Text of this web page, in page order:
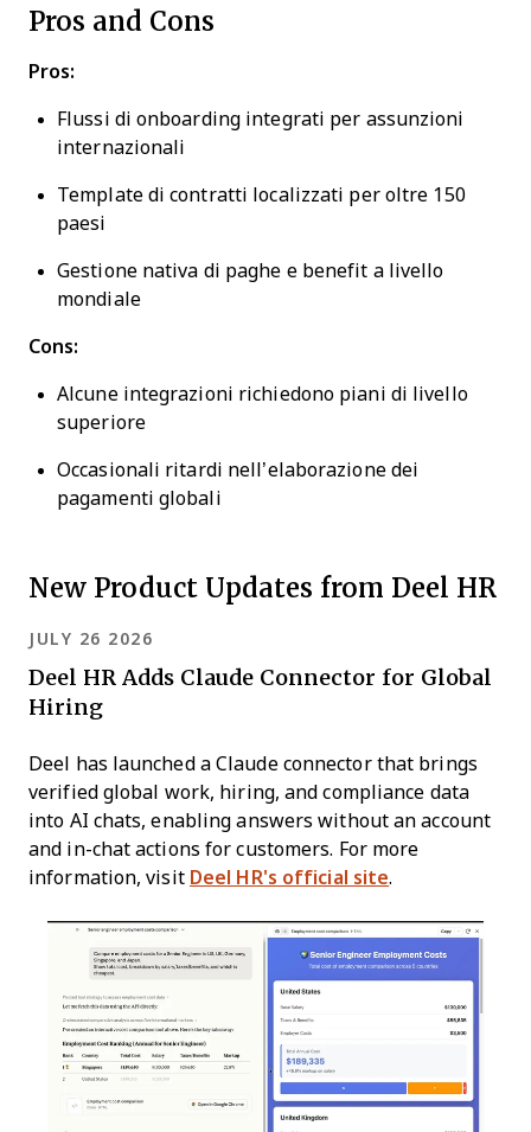
Pros and Cons
Pros:
Flussi di onboarding integrati per assunzioni
internazionali
Template di contratti localizzati per oltre 150
paesi
Gestione nativa di paghe e benefit a livello
mondiale
Cons:
Alcune integrazioni richiedono piani di livello
superiore
Occasionali ritardi nell’elaborazione dei
pagamenti globali
New Product Updates from Deel HR
JULY 26 2026
Deel HR Adds Claude Connector for Global
Hiring
Deel has launched a Claude connector that brings
verified global work, hiring, and compliance data
into AI chats, enabling answers without an account
and in-chat actions for customers. For more
information, visit Deel HR's official site.